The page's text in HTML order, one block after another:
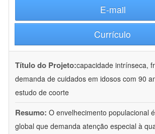
E-mail
Currículo
Título do Projeto:capacidade intrínseca,
demanda de cuidados em idosos com 90
estudo de coorte
Resumo: O envelhecimento populacional
global que demanda atenção especial à